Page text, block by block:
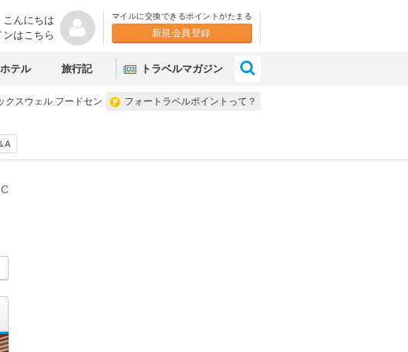
こんにちは
ンはこちら
マイルに交換できるポイントがたまる
新規会員登録
ホテル 旅行記 トラベルマガジン
フォートラベルポイントって？
クスウェル フードセン
A